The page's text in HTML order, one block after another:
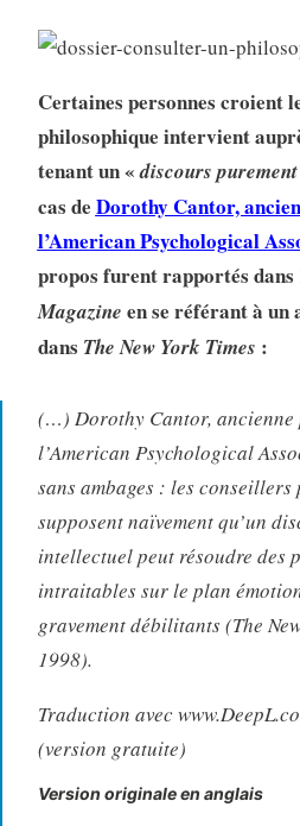
Certaines personnes croient
philosophique intervient
tenant un «discours
cas de Dorothy Cantor,
l’American Psychological
propos furent rapportés dans
Magazine en se référant à
dans The New York Times :
(…) Dorothy Cantor, ancienne
l’American Psychological
sans ambages : les
supposent naïvement qu’un
intellectuel peut résoudre des
intraitables sur le plan
gravement débilitants (The
1998).
Traduction avec
(version gratuite)
Version originale en anglais